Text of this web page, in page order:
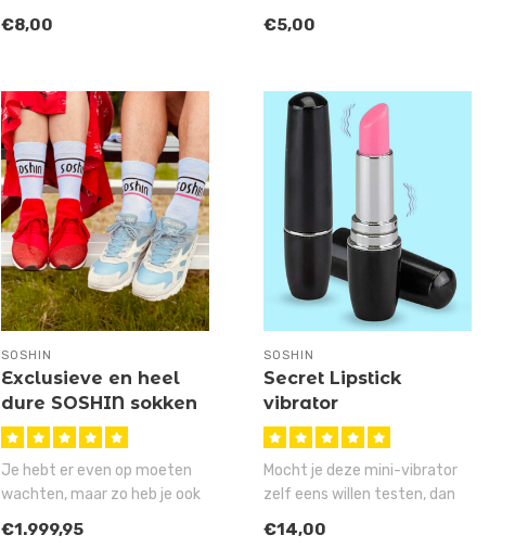
€8,00 €5,00
SOSHIN
Exclusieve en heel
dure SOSHIN sokken
Je hebt er even op moeten
wachten, maar zo heb je ook
€1.999,95
SOSHIN
Secret Lipstick
vibrator
Mocht je deze mini-vibrator
zelf eens willen testen, dan
€14,00